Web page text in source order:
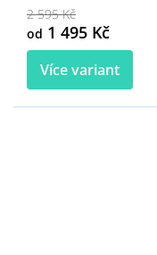
2 595 Kč
od 1 495 Kč
Více variant